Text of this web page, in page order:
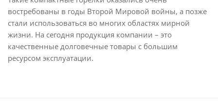
востребованы в годы Второй Мировой войны, а позже
стали использоваться во многих областях мирной
жизни. На сегодня продукция компании – это
качественные долговечные товары с большим
ресурсом эксплуатации.